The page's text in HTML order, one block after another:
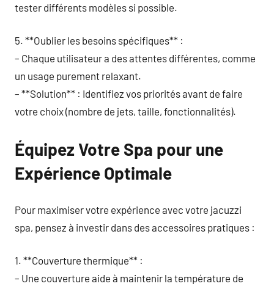
tester différents modèles si possible.
5. **Oublier les besoins spécifiques** :
– Chaque utilisateur a des attentes différentes, comme
un usage purement relaxant.
– **Solution** : Identifiez vos priorités avant de faire
votre choix (nombre de jets, taille, fonctionnalités).
Équipez Votre Spa pour une
Expérience Optimale
Pour maximiser votre expérience avec votre jacuzzi
spa, pensez à investir dans des accessoires pratiques :
1. **Couverture thermique** :
– Une couverture aide à maintenir la température de